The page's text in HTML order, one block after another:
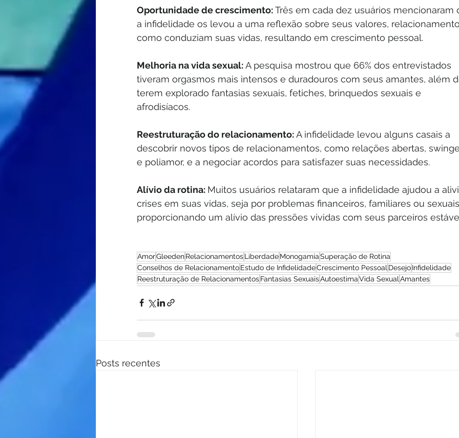
Oportunidade de crescimento: Três em cada dez usuários mencionaram
a infidelidade os levou a uma reflexão sobre seus valores,
como conduziam suas vidas, resultando em crescimento pessoal.
Melhoria na vida sexual: A pesquisa mostrou que 66% dos entrevistados
tiveram orgasmos mais intensos e duradouros com seus amantes, além
terem explorado fantasias sexuais, fetiches, brinquedos sexuais e
afrodisíacos.
Reestruturação do relacionamento: A infidelidade levou alguns casais a
descobrir novos tipos de relacionamentos, como relações abertas,
e poliamor, e a negociar acordos para satisfazer suas necessidades.
Alívio da rotina: Muitos usuários relataram que a infidelidade ajudou a
crises em suas vidas, seja por problemas financeiros, familiares ou
proporcionando um alívio das pressões vividas com seus parceiros
AmorGleedenRelacionamentosLiberdadeMonogamiaSuperação de Rotina
Conselhos de RelacionamentoEstudo de InfidelidadeCrescimento Pessoal DesejoInfidelidade
Reestruturação de RelacionamentosFantasias SexuaisAutoestimaVida Sexual Amantes
Posts recentes